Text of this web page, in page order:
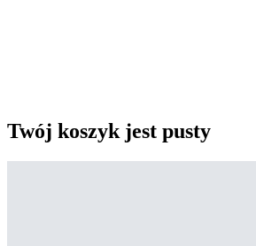
Twój koszyk jest pusty